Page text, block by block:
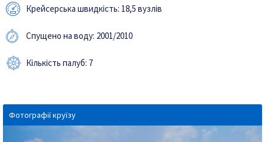
Крейсерська швидкість: 18,5 вузлів
Спущено на воду: 2001/2010
Кількість палуб: 7
Фотографії круїзу